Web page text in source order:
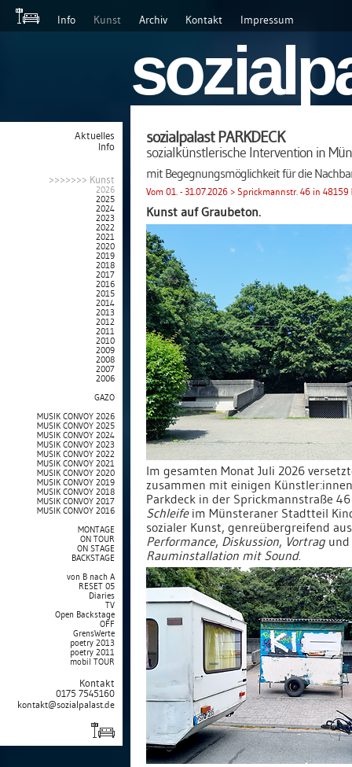
Info Kunst Archiv Kontakt Impressum
Aktuelles
Info
>>>>>>> Kunst
2026
2025
2024
2023
2022
2021
2020
2019
2018
2017
2016
2015
2014
2013
2012
2011
2010
2009
2008
2007
2006
GAZO
MUSIK CONVOY 2026
MUSIK CONVOY 2025
MUSIK CONVOY 2024
MUSIK CONVOY 2023
MUSIK CONVOY 2022
MUSIK CONVOY 2021
MUSIK CONVOY 2020
MUSIK CONVOY 2019
MUSIK CONVOY 2018
MUSIK CONVOY 2017
MUSIK CONVOY 2016
MONTAGE
ON TOUR
ON STAGE
BACKSTAGE
von B nach A
RESET 05
Diaries
TV
Open Backstage
OFF
GrensWerte
poetry 2013
poetry 2011
mobil TOUR
Kontakt
0175 7545160
kontakt@sozialpalast.de
sozialpalast PARKDECK
sozialkünstlerische Intervention in
mit Begegnungsmöglichkeit für die
Vom 01. - 31.07.2026 > Sprickmannstr. 46 in
Kunst auf Graubeton.
Im gesamten Monat Juli 2026
zusammen mit einigen
Parkdeck in der Sprickmannstraße
Schleifeim Münsteraner Stadtteil
sozialer Kunst, genreübergreifend
Performance, Diskussion, Vortrag und
Rauminstallation mit Sound.